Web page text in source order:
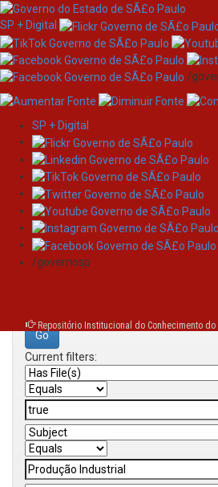
Skip
navigation
SP + Digital
/
SP + Digital
/governosp
Repositório Institucional do Conhecimento do
Search
Search:
Current filters: